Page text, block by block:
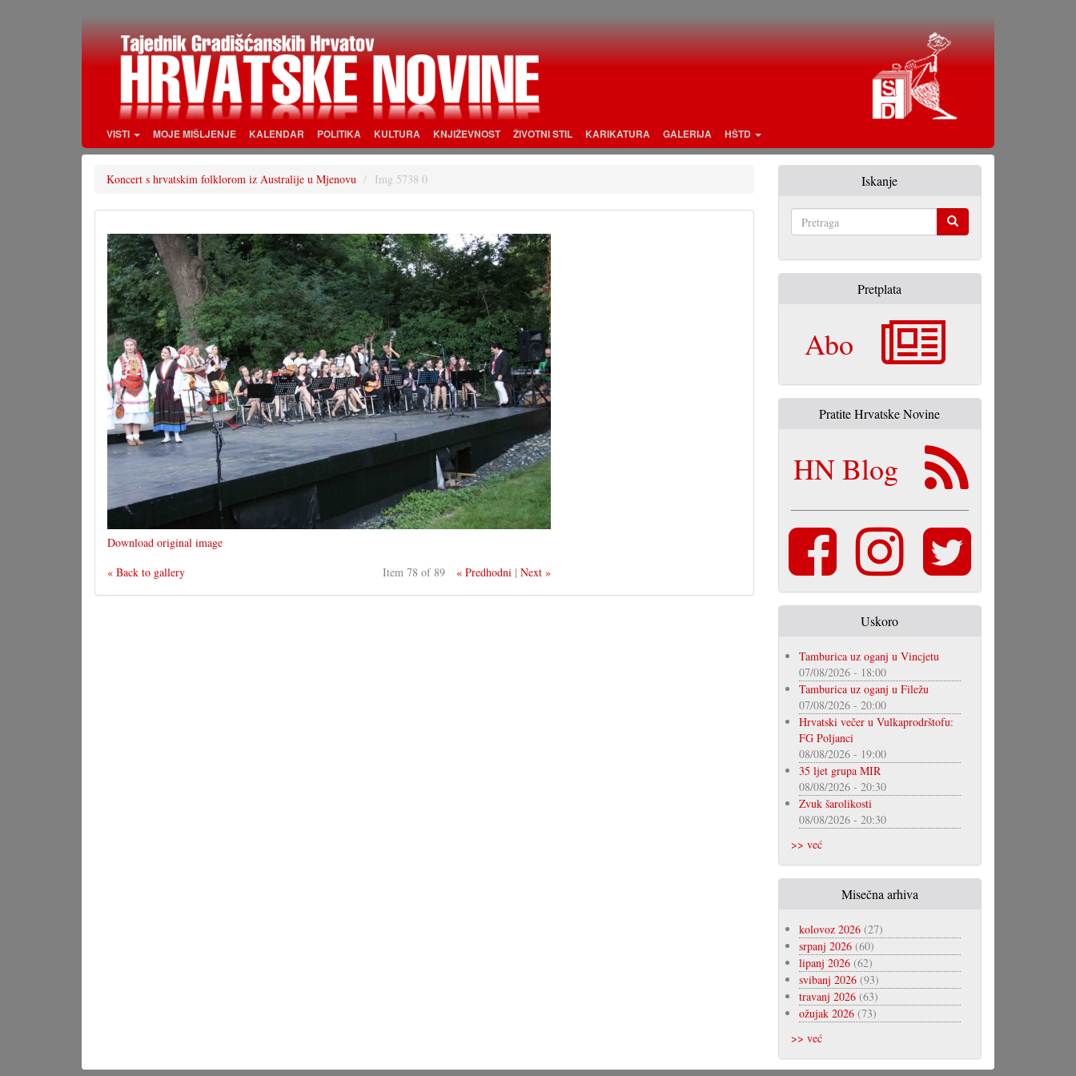
VISTI MOJE MIŠLJENJE KALENDAR POLITIKA KULTURA KNJIŽEVNOST ŽIVOTNI STIL KARIKATURA GALERIJA HŠTD
Koncert s hrvatskim folklorom iz Australije u Mjenovu Img 5738 0
Download original image
« Back to gallery
Item 78 of 89 « Predhodni |Next »
Iskanje
Pretplata
Abo
Pratite Hrvatske Novine
HN Blog
Uskoro
Tamburica uz oganj u Vincjetu
07/08/2026 - 18:00
Tamburica uz oganj u Filežu
07/08/2026 - 20:00
Hrvatski večer u Vulkaprodrštofu:
FG Poljanci
08/08/2026 - 19:00
35 ljet grupa MIR
08/08/2026 - 20:30
Zvuk šarolikosti
08/08/2026 - 20:30
>> već
Misečna arhiva
kolovoz 2026(27)
srpanj 2026(60)
lipanj 2026(62)
svibanj 2026(93)
travanj 2026(63)
ožujak 2026(73)
>> već